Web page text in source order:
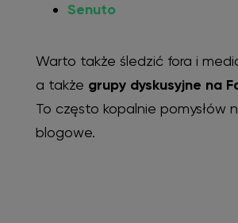
Senuto
Warto także śledzić fora i
a także grupy dyskusyjne na
To często kopalnie pomysłów
blogowe.